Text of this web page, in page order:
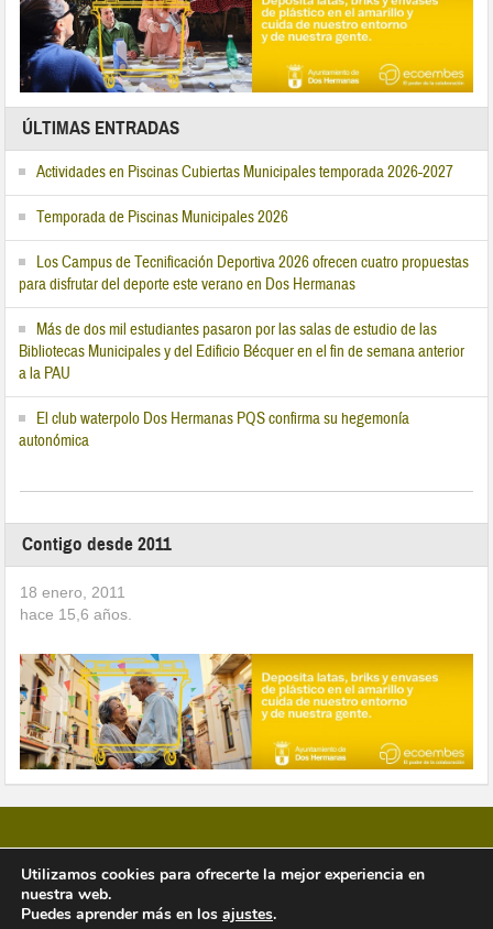
ÚLTIMAS ENTRADAS
Actividades en Piscinas Cubiertas Municipales temporada 2026-2027
Temporada de Piscinas Municipales 2026
Los Campus de Tecnificación Deportiva 2026 ofrecen cuatro propuestas
para disfrutar del deporte este verano en Dos Hermanas
Más de dos mil estudiantes pasaron por las salas de estudio de las
Bibliotecas Municipales y del Edificio Bécquer en el fin de semana anterior
a la PAU
El club waterpolo Dos Hermanas PQS confirma su hegemonía
autonómica
Contigo desde 2011
18 enero, 2011
hace 15,6 años.
Copyright © 2026 Vivir en Montequinto Periódico Digital
Utilizamos cookies para ofrecerte la mejor experiencia en
nuestra web.
Puedes aprender más en los ajustes.